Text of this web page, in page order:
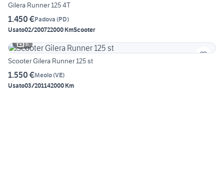
Gilera Runner 125 4T
1.450 €Padova (PD)
Usato02/200722000 KmScooter
6
Scooter Gilera Runner 125 st
1.550 €Meolo(VE)
Usato03/201142000 Km